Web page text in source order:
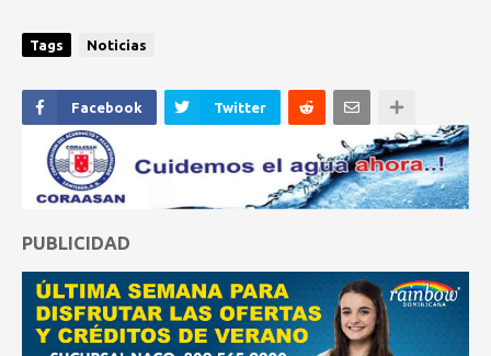
Tags Noticias
Facebook Twitter
PUBLICIDAD